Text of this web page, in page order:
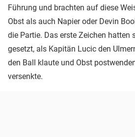
Führung und brachten auf diese
Obst als auch Napier oder Devin
die Partie. Das erste Zeichen hatten
gesetzt, als Kapitän Lucic den
den Ball klaute und Obst
versenkte.